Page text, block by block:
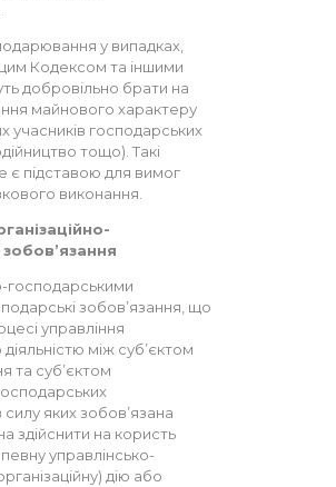
у випадках,
Кодексом та іншими
добровільно брати на
майнового характеру
учасників господарських
тощо). Такі
є підставою для вимог
виконання.
господарськими
зобов’язання, що
управління
між суб’єктом
та суб’єктом
яких зобов’язана
здійснити на користь
управлінсько-
дію або